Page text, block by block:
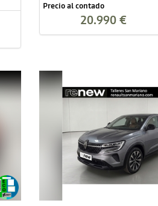
Precio al contado
20.990 €